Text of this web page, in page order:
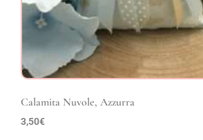
Calamita Nuvole, Azzurra
3,50€